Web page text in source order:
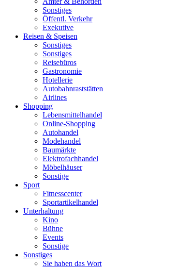
Sonstiges
Öffentl. Verkehr
Exekutive
Reisen & Speisen
Sonstiges
Sonstiges
Reisebüros
Gastronomie
Hotellerie
Autobahnraststätten
Airlines
Shopping
Lebensmittelhandel
Online-Shopping
Autohandel
Modehandel
Baumärkte
Elektrofachhandel
Möbelhäuser
Sonstige
Sport
Fitnesscenter
Sportartikelhandel
Unterhaltung
Kino
Bühne
Events
Sonstige
Sonstiges
Sie haben das Wort